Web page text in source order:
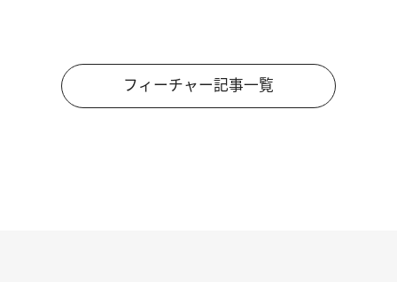
フィーチャー記事一覧